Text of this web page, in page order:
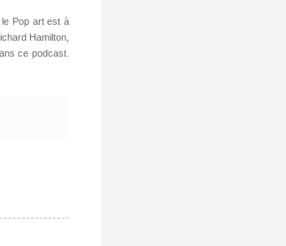
le Pop art est à
Hamilton,
ce podcast.